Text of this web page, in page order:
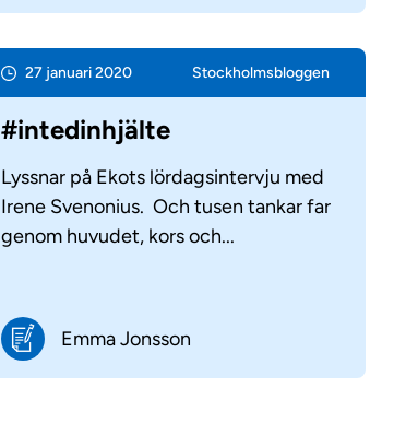
27 januari 2020 Stockholms­bloggen
#intedinhjälte
Lyssnar på Ekots lördagsintervju med
Irene Svenonius. Och tusen tankar far
genom huvudet, kors och...
Emma Jonsson